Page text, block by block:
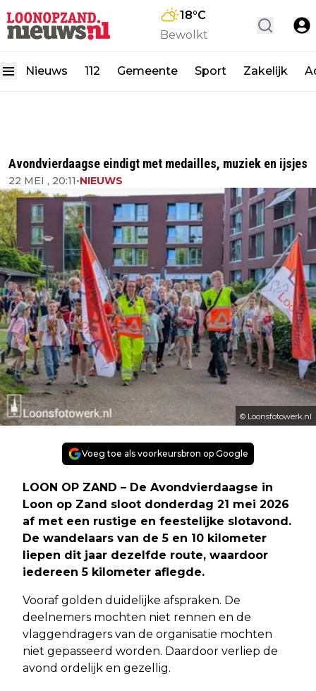
18°C
Bewolkt
Nieuws 112 Gemeente Sport Zakelijk
Avondvierdaagse eindigt met medailles, muziek en ijsjes
22 MEI , 20:11•NIEUWS
© Loonsfotowerk.nl
Voeg toe als voorkeursbron op Google
LOON OP ZAND – De Avondvierdaagse in
Loon op Zand sloot donderdag 21 mei 2026
af met een rustige en feestelijke slotavond.
De wandelaars van de 5 en 10 kilometer
liepen dit jaar dezelfde route, waardoor
iedereen 5 kilometer aflegde.
Vooraf golden duidelijke afspraken. De
deelnemers mochten niet rennen en de
vlaggendragers van de organisatie mochten
niet gepasseerd worden. Daardoor verliep de
avond ordelijk en gezellig.